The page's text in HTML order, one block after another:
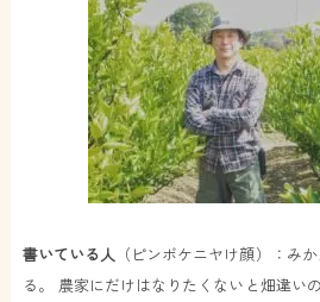
書いている人 （ピンボケニヤけ顔）：み
る。 農家にだけはなりたくないと畑違い